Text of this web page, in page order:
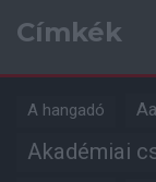
Címkék
A hangadó
Akadémiai